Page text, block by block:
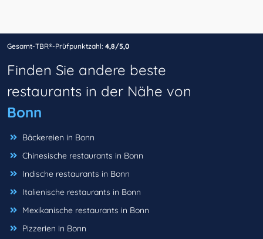
Gesamt-TBR®-Prüfpunktzahl: 4,8/5,0
Finden Sie andere beste
restaurants in der Nähe von
Bonn
Bäckereien in Bonn
Chinesische restaurants in Bonn
Indische restaurants in Bonn
Italienische restaurants in Bonn
Mexikanische restaurants in Bonn
Pizzerien in Bonn